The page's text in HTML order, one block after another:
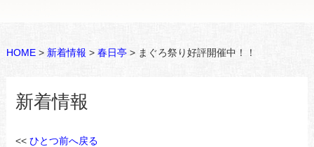
HOME> 新着情報 > 春日亭> まぐろ祭り好評開催中！！
新着情報
<< ひとつ前へ戻る